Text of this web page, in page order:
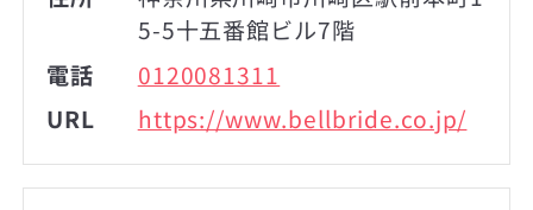
5-5十五番館ビル7階
電話
0120081311
URL
https://www.bellbride.co.jp/